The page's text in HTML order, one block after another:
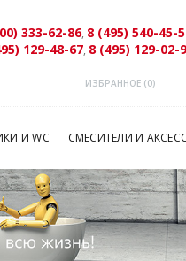
333-62-86, 8 (495) 540-45-
129-48-67, 8 (495) 129-02-
ИЗБРАННОЕ (0)
И WC СМЕСИТЕЛИ И